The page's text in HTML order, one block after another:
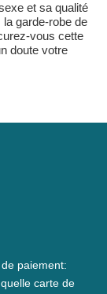
et sa qualité
garde-robe de
vous cette
doute votre
paiement:
carte de